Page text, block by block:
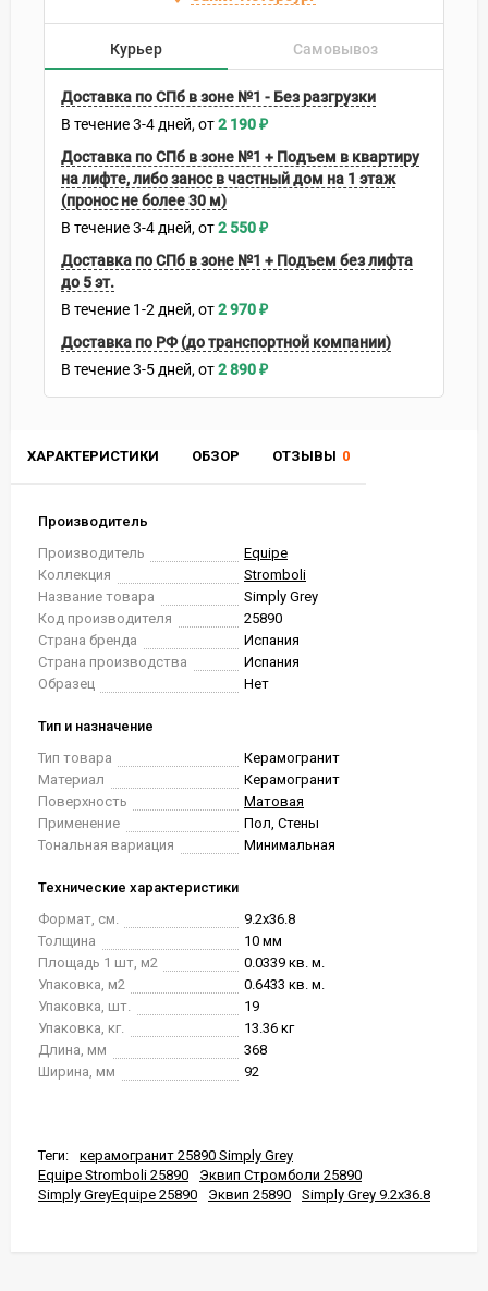
ХАРАКТЕРИСТИКИ ОБЗОР ОТЗЫВЫ 0
Производитель
Производитель
Equipe
Коллекция
Stromboli
Название товара
Simply Grey
Код производителя
25890
Страна бренда
Испания
Страна производства
Испания
Образец
Нет
Тип и назначение
Тип товара
Керамогранит
Материал
Керамогранит
Поверхность
Матовая
Применение
Пол, Стены
Тональная вариация
Минимальная
Технические характеристики
Формат, см.
9.2x36.8
Толщина
10 мм
Площадь 1 шт, м2
0.0339 кв. м.
Упаковка, м2
0.6433 кв. м.
Упаковка, шт.
19
Упаковка, кг.
13.36 кг
Длина, мм
368
Ширина, мм
92
Теги:
керамогранит 25890 Simply Grey
Equipe Stromboli 25890
Эквип Стромболи 25890
Simply GreyEquipe 25890
Эквип 25890 Simply Grey 9.2x36.8
Курьер Самовывоз
Доставка по СПб в зоне №1 - Без разгрузки
В течение3-4 дней 2 190₽
Доставка по СПб в зоне №1 + Подъем в квартиру
на лифте, либо занос в частный дом на 1 этаж
(пронос не более 30 м)
В течение3-4 дней 2 550₽
Доставка по СПб в зоне №1 + Подъем без лифта
до 5 эт.
В течение 1-2 дней 2 970₽
Доставка по РФ (до транспортной компании)
В течение3-5 дней 2 890₽